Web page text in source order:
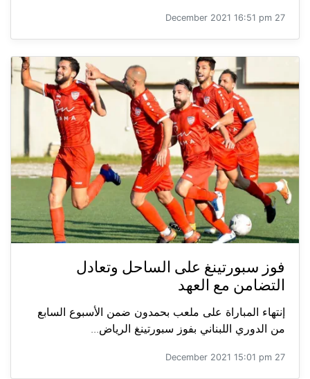
27 December 2021 16:51 pm
فوز سبورتينغ على الساحل وتعادل
التضامن مع العهد
إنتهاء المباراة على ملعب بحمدون ضمن الأسبوع السابع
من الدوري اللبناني بفوز سبورتينغ الرياض...
27 December 2021 15:01 pm